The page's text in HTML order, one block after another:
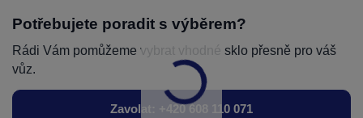
Potřebujete poradit s výběrem?
Rádi Vám pomůžeme vybrat vhodné sklo přesně pro váš
vůz.
Zavolat: +420 608 110 071